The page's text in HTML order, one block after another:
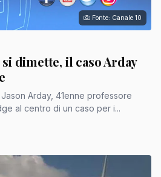
Fonte: Canale 10
dimette, il caso Arday
al centro di un caso per i...